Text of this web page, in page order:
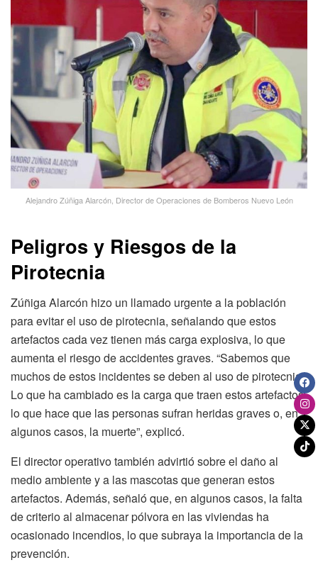
Alejandro Zúñiga Alarcón, Director de Operaciones de Bomberos Nuevo León
Peligros y Riesgos de la
Pirotecnia
Zúñiga Alarcón hizo un llamado urgente a la población
para evitar el uso de pirotecnia, señalando que estos
artefactos cada vez tienen más carga explosiva, lo que
aumenta el riesgo de accidentes graves. “Sabemos que
muchos de estos incidentes se deben al uso de pirotecnia.
Lo que ha cambiado es la carga que traen estos artefactos,
lo que hace que las personas sufran heridas graves o, en
algunos casos, la muerte”, explicó.
El director operativo también advirtió sobre el daño al
medio ambiente y a las mascotas que generan estos
artefactos. Además, señaló que, en algunos casos, la falta
de criterio al almacenar pólvora en las viviendas ha
ocasionado incendios, lo que subraya la importancia de la
prevención.